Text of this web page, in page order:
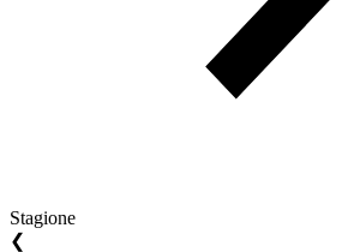
Stagione
❮